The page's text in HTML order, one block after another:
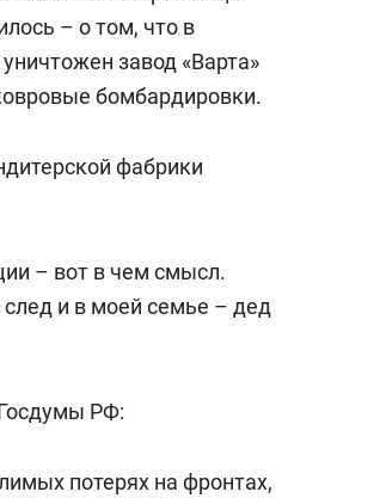
– о том, что в
завод «Варта»
бомбардировки.
фабрики
– вот в чем смысл.
след и в моей семье – дед
РФ:
потерях на фронтах,